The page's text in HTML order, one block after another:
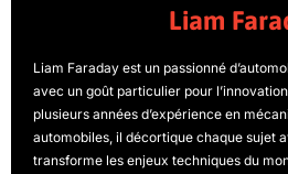
Liam
Liam Faraday est un passionné
avec un goût particulier pour
plusieurs années d’expérience en
automobiles, il décortique chaque sujet
transforme les enjeux techniques du